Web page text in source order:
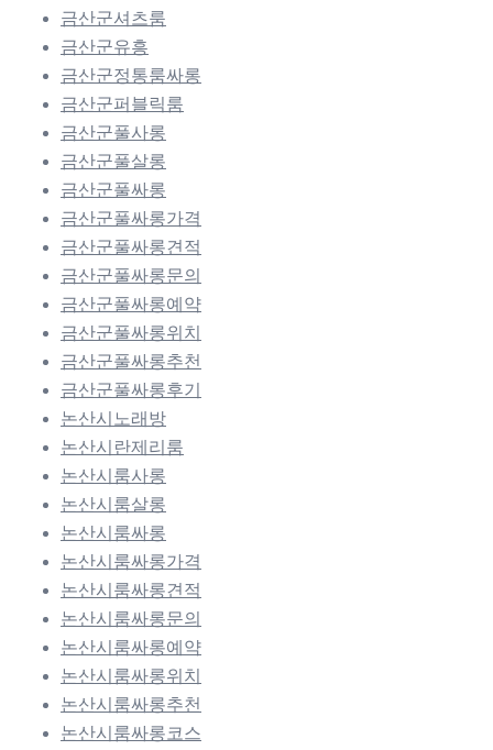
금산군셔츠룸
금산군유흥
금산군정통룸싸롱
금산군퍼블릭룸
금산군풀사롱
금산군풀살롱
금산군풀싸롱
금산군풀싸롱가격
금산군풀싸롱견적
금산군풀싸롱문의
금산군풀싸롱예약
금산군풀싸롱위치
금산군풀싸롱추천
금산군풀싸롱후기
논산시노래방
논산시란제리룸
논산시룸사롱
논산시룸살롱
논산시룸싸롱
논산시룸싸롱가격
논산시룸싸롱견적
논산시룸싸롱문의
논산시룸싸롱예약
논산시룸싸롱위치
논산시룸싸롱추천
논산시룸싸롱코스